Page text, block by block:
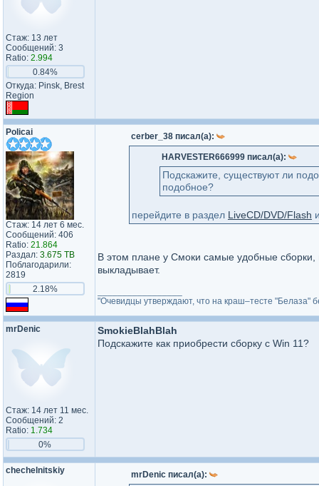
Стаж: 13 лет
Сообщений: 3
Ratio: 2.994
0.84%
Откуда: Pinsk, Brest
Region
Policai
Стаж: 14 лет 6 мес.
Сообщений: 406
Ratio: 21.864
Раздал: 3.675 TB
Поблагодарили:
2819
2.18%
cerber_38 писал(а):
HARVESTER666999 писал(а):
Подскажите, существуют ли
подобное?
перейдите в раздел LiveCD/DVD/Flash
В этом плане у Смоки самые удобные
выкладывает.
"Очевидцы утверждают, что на краш–тесте "Белаза"
mrDenic
Стаж: 14 лет 11 мес.
Сообщений: 2
Ratio: 1.734
0%
SmokieBlahBlah
Подскажите как приобрести сборку с Win 11?
chechelnitskiy mrDenic писал(а):